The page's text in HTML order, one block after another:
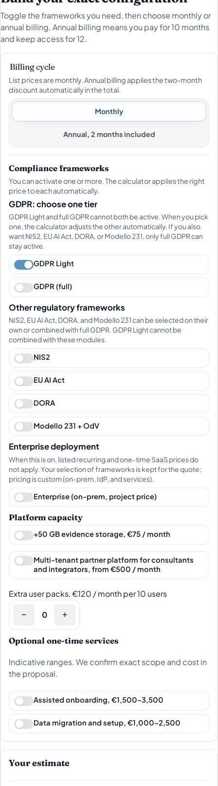
Toggle the frameworks you need, then choose monthly or
annual billing. Annual billing means you pay for 10 months
and keep access for 12.
Billing cycle
List prices are monthly. Annual billing applies the two-month
discount automatically in the total.
Monthly
Annual, 2 months included
Compliance frameworks
You can activate one or more. The calculator applies the right
price to each automatically.
GDPR: choose one tier
GDPR Light and full GDPR cannot both be active. When you pick
one, the calculator adjusts the other automatically. If you also
want NIS2, EU AI Act, DORA, or Modello 231, only full GDPR can
stay active.
GDPR Light
GDPR (full)
Other regulatory frameworks
NIS2, EU AI Act, DORA, and Modello 231 can be selected on their
own or combined with full GDPR. GDPR Light cannot be
combined with these modules.
NIS2
EU AI Act
DORA
Modello 231 + OdV
Enterprise deployment
When this is on, listed recurring and one-time SaaS prices do
not apply. Your selection of frameworks is kept for the quote;
pricing is custom (on-prem, IdP, and services).
Enterprise (on-prem, project price)
Platform capacity
+50 GB evidence storage, €75 / month
Multi-tenant partner platform for consultants
and integrators, from €500 / month
Extra user packs, €120 / month per 10 users
− +
Optional one-time services
Indicative ranges. We confirm exact scope and cost in
the proposal.
Assisted onboarding, €1,500–3,500
Data migration and setup, €1,000–2,500
Your estimate